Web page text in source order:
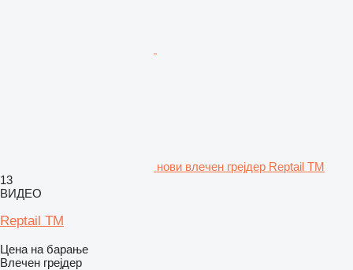
нови влечен грејдер Reptail TM
13
ВИДЕО
Reptail TM
Цена на барање
Влечен грејдер